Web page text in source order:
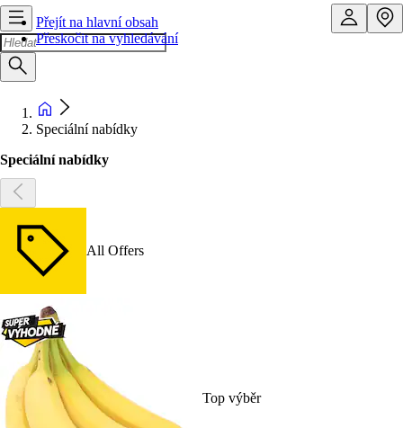
Přejít na hlavní obsah
Přeskočit na vyhledávání
Speciální nabídky
Speciální nabídky
All Offers
Top výběr